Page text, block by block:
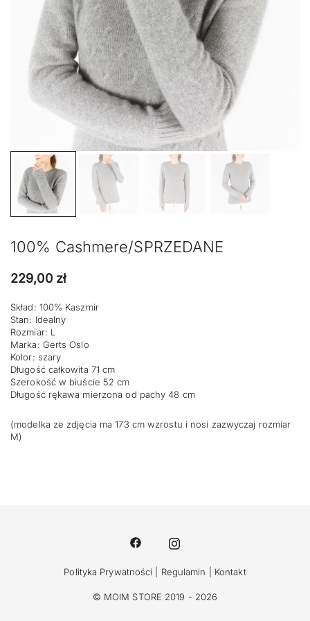
100% Cashmere/SPRZEDANE
229,00 zł
Skład: 100% Kaszmir
Stan: Idealny
Rozmiar: L
Marka: Gerts Oslo
Kolor: szary
Długość całkowita 71 cm
Szerokość w biuście 52 cm
Długość rękawa mierzona od pachy 48 cm
(modelka ze zdjęcia ma 173 cm wzrostu i nosi zazwyczaj rozmiar
M)
Polityka Prywatności Regulamin Kontakt
© MOIM STORE 2019 - 2026